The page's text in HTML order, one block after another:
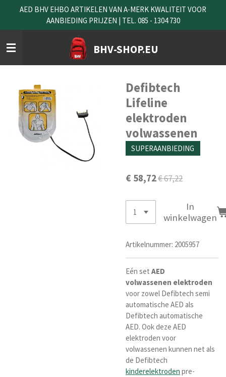
naar
de
hoofdinhoud
BHV-SHOP.EU
AED BHV EHBO ARTIKELEN VAN A-MERK KWALITEIT VOOR
AANBIEDING PRIJZEN | TEL. 085 - 1304 730
Defibtech
Lifeline
elektroden
volwassenen
SUPERAANBIEDING
€ 58,72€ 67,22
In
winkelwagen
Artikelnummer: 2005957
Eén set AED
volwassenen elektroden
voor zowel Defibtech semi
automatische AED als
Defibtech automatische
AED. Ook deze AED
elektroden voor
volwassenen kunnen net als
de Defibtech
kinderelektroden pre-